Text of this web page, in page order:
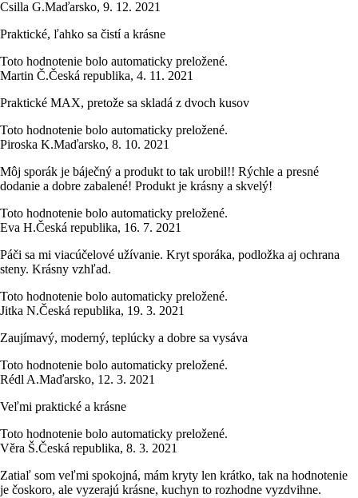
Csilla G.Maďarsko, 9. 12. 2021
Praktické, ľahko sa čistí a krásne
Toto hodnotenie bolo automaticky preložené.
Martin Č.Česká republika, 4. 11. 2021
Praktické MAX, pretože sa skladá z dvoch kusov
Toto hodnotenie bolo automaticky preložené.
Piroska K.Maďarsko, 8. 10. 2021
Môj sporák je báječný a produkt to tak urobil!! Rýchle a presné
dodanie a dobre zabalené! Produkt je krásny a skvelý!
Toto hodnotenie bolo automaticky preložené.
Eva H.Česká republika, 16. 7. 2021
Páči sa mi viacúčelové užívanie. Kryt sporáka, podložka aj ochrana
steny. Krásny vzhľad.
Toto hodnotenie bolo automaticky preložené.
Jitka N.Česká republika, 19. 3. 2021
Zaujímavý, moderný, teplúcky a dobre sa vysáva
Toto hodnotenie bolo automaticky preložené.
Rédl A.Maďarsko, 12. 3. 2021
Veľmi praktické a krásne
Toto hodnotenie bolo automaticky preložené.
Věra Š.Česká republika, 8. 3. 2021
Zatiaľ som veľmi spokojná, mám kryty len krátko, tak na hodnotenie
je čoskoro, ale vyzerajú krásne, kuchyn to rozhodne vyzdvihne.